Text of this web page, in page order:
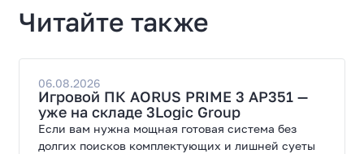
Читайте также
06.08.2026
Игровой ПК AORUS PRIME 3 AP351 —
уже на складе 3Logic Group
Если вам нужна мощная готовая система без
долгих поисков комплектующих и лишней суеты